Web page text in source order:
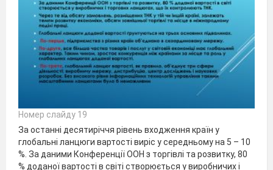
Номер слайду 19
За останні десятиріччя рівень входження країн у
глобальні ланцюги вартості виріс у середньому на 5 – 10
%. За даними Конференції ООН з торгівлі та розвитку, 80
% доданої вартості в світі створюється у виробничих і